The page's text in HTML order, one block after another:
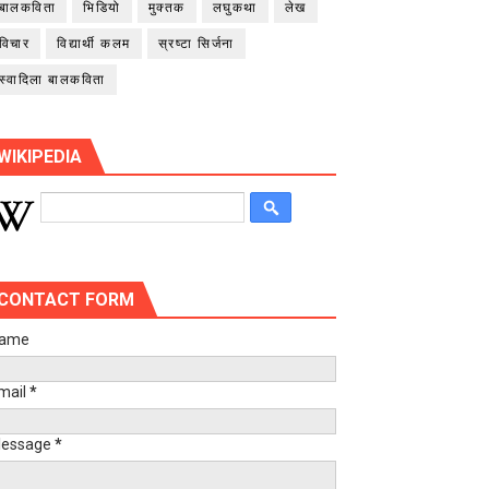
बालकविता भिडियो मुक्तक लघुकथा लेख
विचार विद्यार्थी कलम स्रष्टा सिर्जना
स्वादिला बालकविता
FORM
*
*